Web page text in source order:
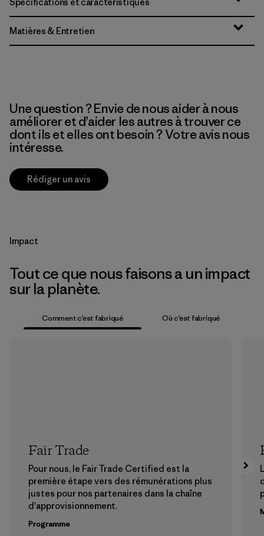
Matières & Entretien
Une question ? Envie de nous aider à nous
améliorer et d’aider les autres à trouver ce
dont ils et elles ont besoin ? Votre avis nous
intéresse.
Rédiger un avis
Impact
Tout ce que nous faisons a un impact
sur la planète.
Comment c’est fabriqué Où c’est fabriqué
Fair Trade
Pour nous, le Fair Trade Certified est la
première étape vers des rémunérations plus
justes pour nos partenaires dans la chaîne
d'approvisionnement.
Programme